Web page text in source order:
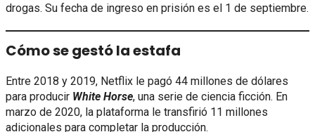
drogas. Su fecha de ingreso en prisión es el 1 de septiembre.
Cómo se gestó la estafa
Entre 2018 y 2019, Netflix le pagó 44 millones de dólares
para producir White Horse, una serie de ciencia ficción. En
marzo de 2020, la plataforma le transfirió 11 millones
adicionales para completar la producción.